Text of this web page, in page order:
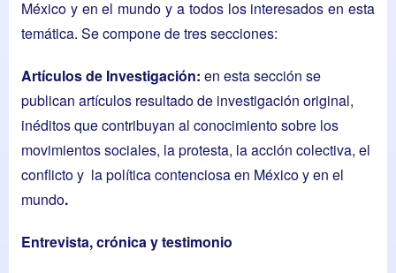
México y en el mundo y a todos los interesados en esta
temática. Se compone de tres secciones:
Artículos de Investigación: en esta sección se
publican artículos resultado de investigación original,
inéditos que contribuyan al conocimiento sobre los
movimientos sociales, la protesta, la acción colectiva, el
conflicto y la política contenciosa en México y en el
mundo.
Entrevista, crónica y testimonio